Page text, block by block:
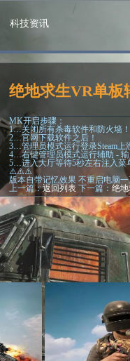
科技资讯
绝地求生VR单板
MK开启步骤：
1…关闭所有杀毒软件和防火墙！
2…官网下载软件之后！
3…管理员模式运行登录Steam上
4…右键管理员模式运行辅助 -
5…进入大厅等待5秒左右注入菜
⚠️⚠️⚠️
版本自带记忆效果 不重启电脑
上一篇：返回列表 下一篇： 绝